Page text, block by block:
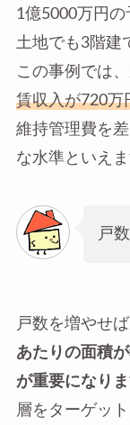
1億5000万円
土地でも3階建
この事例では
賃収入が720万
維持管理費を
な水準といえま
戸
戸数を増やせ
あたりの面積
が重要になりま
層をターゲッ